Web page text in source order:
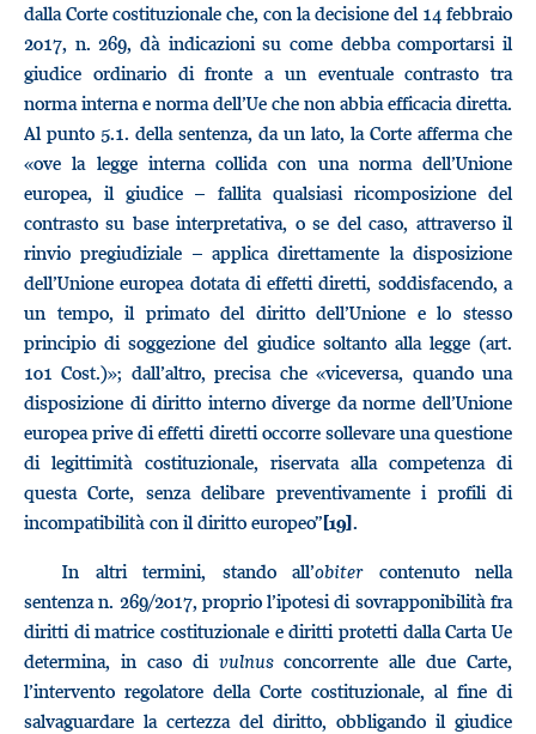
dalla Corte costituzionale che, con la decisione del 14 febbraio
2017, n. 269, dà indicazioni su come debba comportarsi il
giudice ordinario di fronte a un eventuale contrasto tra
norma interna e norma dell’Ue che non abbia efficacia diretta.
Al punto 5.1. della sentenza, da un lato, la Corte afferma che
«ove la legge interna collida con una norma dell’Unione
europea, il giudice – fallita qualsiasi ricomposizione del
contrasto su base interpretativa, o se del caso, attraverso il
rinvio pregiudiziale – applica direttamente la disposizione
dell’Unione europea dotata di effetti diretti, soddisfacendo, a
un tempo, il primato del diritto dell’Unione e lo stesso
principio di soggezione del giudice soltanto alla legge (art.
101 Cost.)»; dall’altro, precisa che «viceversa, quando una
disposizione di diritto interno diverge da norme dell’Unione
europea prive di effetti diretti occorre sollevare una questione
di legittimità costituzionale, riservata alla competenza di
questa Corte, senza delibare preventivamente i profili di
incompatibilità con il diritto europeo”[19].
In altri termini, stando all’obitercontenuto nella
sentenza n. 269/2017, proprio l’ipotesi di sovrapponibilità fra
diritti di matrice costituzionale e diritti protetti dalla Carta Ue
determina, in caso di vulnusconcorrente alle due Carte,
l’intervento regolatore della Corte costituzionale, al fine di
salvaguardare la certezza del diritto, obbligando il giudice